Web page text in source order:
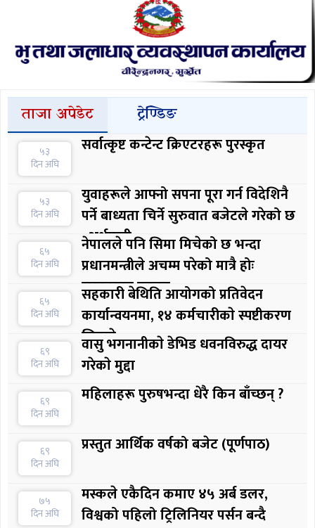
ताजा अपेडेट ट्रेण्डिङ
५३
दिन अघि
सर्वात्कृष्ट कन्टेन्ट क्रिएटरहरू पुरस्कृत
५३
दिन अघि
युवाहरूले आफ्नो सपना पूरा गर्न विदेशिनै
पर्ने बाध्यता चिर्ने सुरुवात बजेटले गरेको छ
: अर्थमन्त्री
६५
दिन अघि
नेपालले पनि सिमा मिचेको छ भन्दा
प्रधानमन्त्रीले अचम्म परेको मात्रै होः
सरकारका प्रवक्ता
६५
दिन अघि
सहकारी बेथिति आयोगको प्रतिवेदन
कार्यान्वयनमा, १४ कर्मचारीकाे स्पष्टीकरण
लिइयाे
६९
दिन अघि
वासु भगनानीकाे डेभिड धवनविरुद्ध दायर
गरेकाे मुद्दा
६९
दिन अघि
महिलाहरू पुरुषभन्दा धेरै किन बाँच्छन् ?
६९
दिन अघि
प्रस्तुत आर्थिक वर्षको बजेट (पूर्णपाठ)
७५
दिन अघि
मस्कले एकैदिन कमाए ४५ अर्ब डलर,
विश्वको पहिलो ट्रिलिनियर पर्सन बन्दै